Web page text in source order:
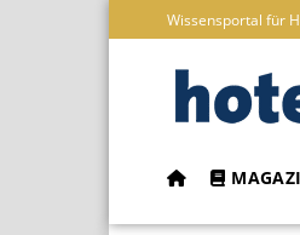
Wissensportal für